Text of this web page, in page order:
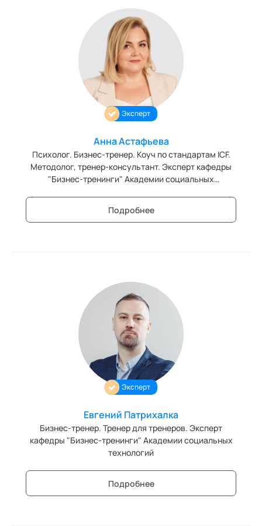
Эксперт
Анна Астафьева
Психолог. Бизнес-тренер. Коуч по стандартам ICF.
Методолог, тренер-консультант. Эксперт кафедры
"Бизнес-тренинги" Академии социальных
Подробнее
Эксперт
Евгений Патрихалка
Бизнес-тренер. Тренер для тренеров. Эксперт
кафедры "Бизнес-тренинги" Академии социальных
технологий
Подробнее